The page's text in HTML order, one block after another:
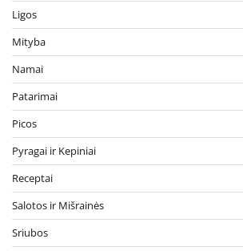
Ligos
Mityba
Namai
Patarimai
Picos
Pyragai ir Kepiniai
Receptai
Salotos ir Mišrainės
Sriubos